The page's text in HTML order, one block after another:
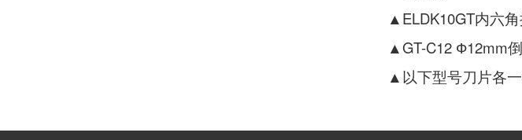
▲ELDK10GT内六角
▲GT-C12 Ф12mm倒
▲以下型号刀片各一